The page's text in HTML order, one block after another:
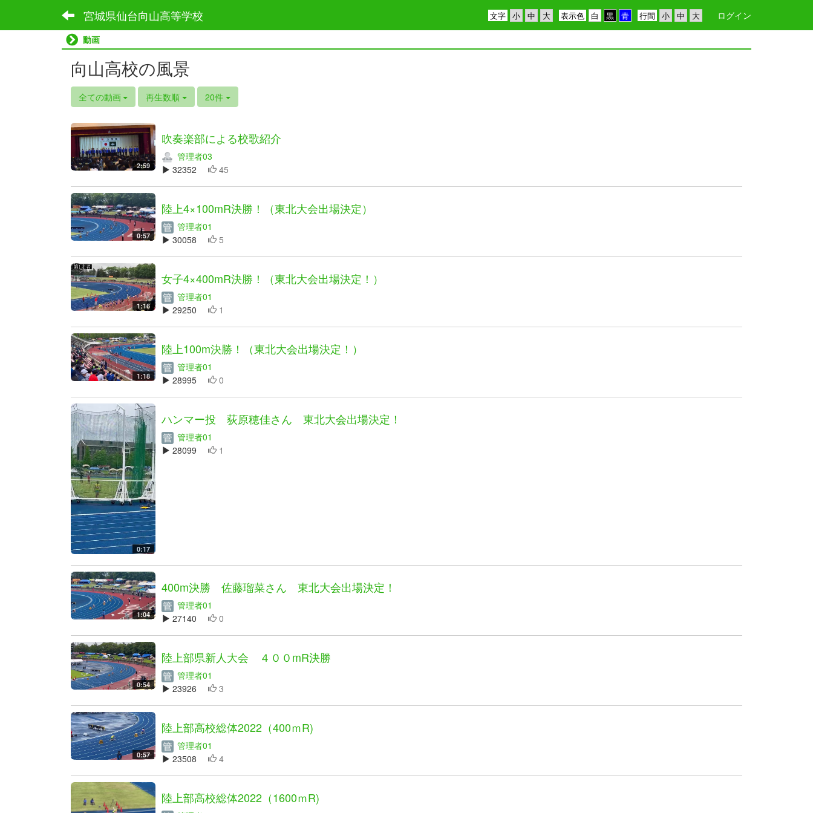
宮城県仙台向山高等学校 行間
表示色
文字
ログイン
動画
向山高校の風景
全ての動画 再生数順 20件
2:59
吹奏楽部による校歌紹介
管理者03
32352
45
0:57
陸上4×100mR決勝！（東北大会出場決定）
管理者01
30058
5
1:16
女子4×400mR決勝！（東北大会出場決定！）
管理者01
29250
1
1:18
陸上100m決勝！（東北大会出場決定！）
管理者01
28995
0
0:17
ハンマー投 荻原穂佳さん 東北大会出場決定！
管理者01
28099
1
1:04
400m決勝 佐藤瑠菜さん 東北大会出場決定！
管理者01
27140
0
0:54
陸上部県新人大会 ４００mR決勝
管理者01
23926
3
0:57
陸上部高校総体2022（400ｍR)
管理者01
23508
4
陸上部高校総体2022（1600ｍR)